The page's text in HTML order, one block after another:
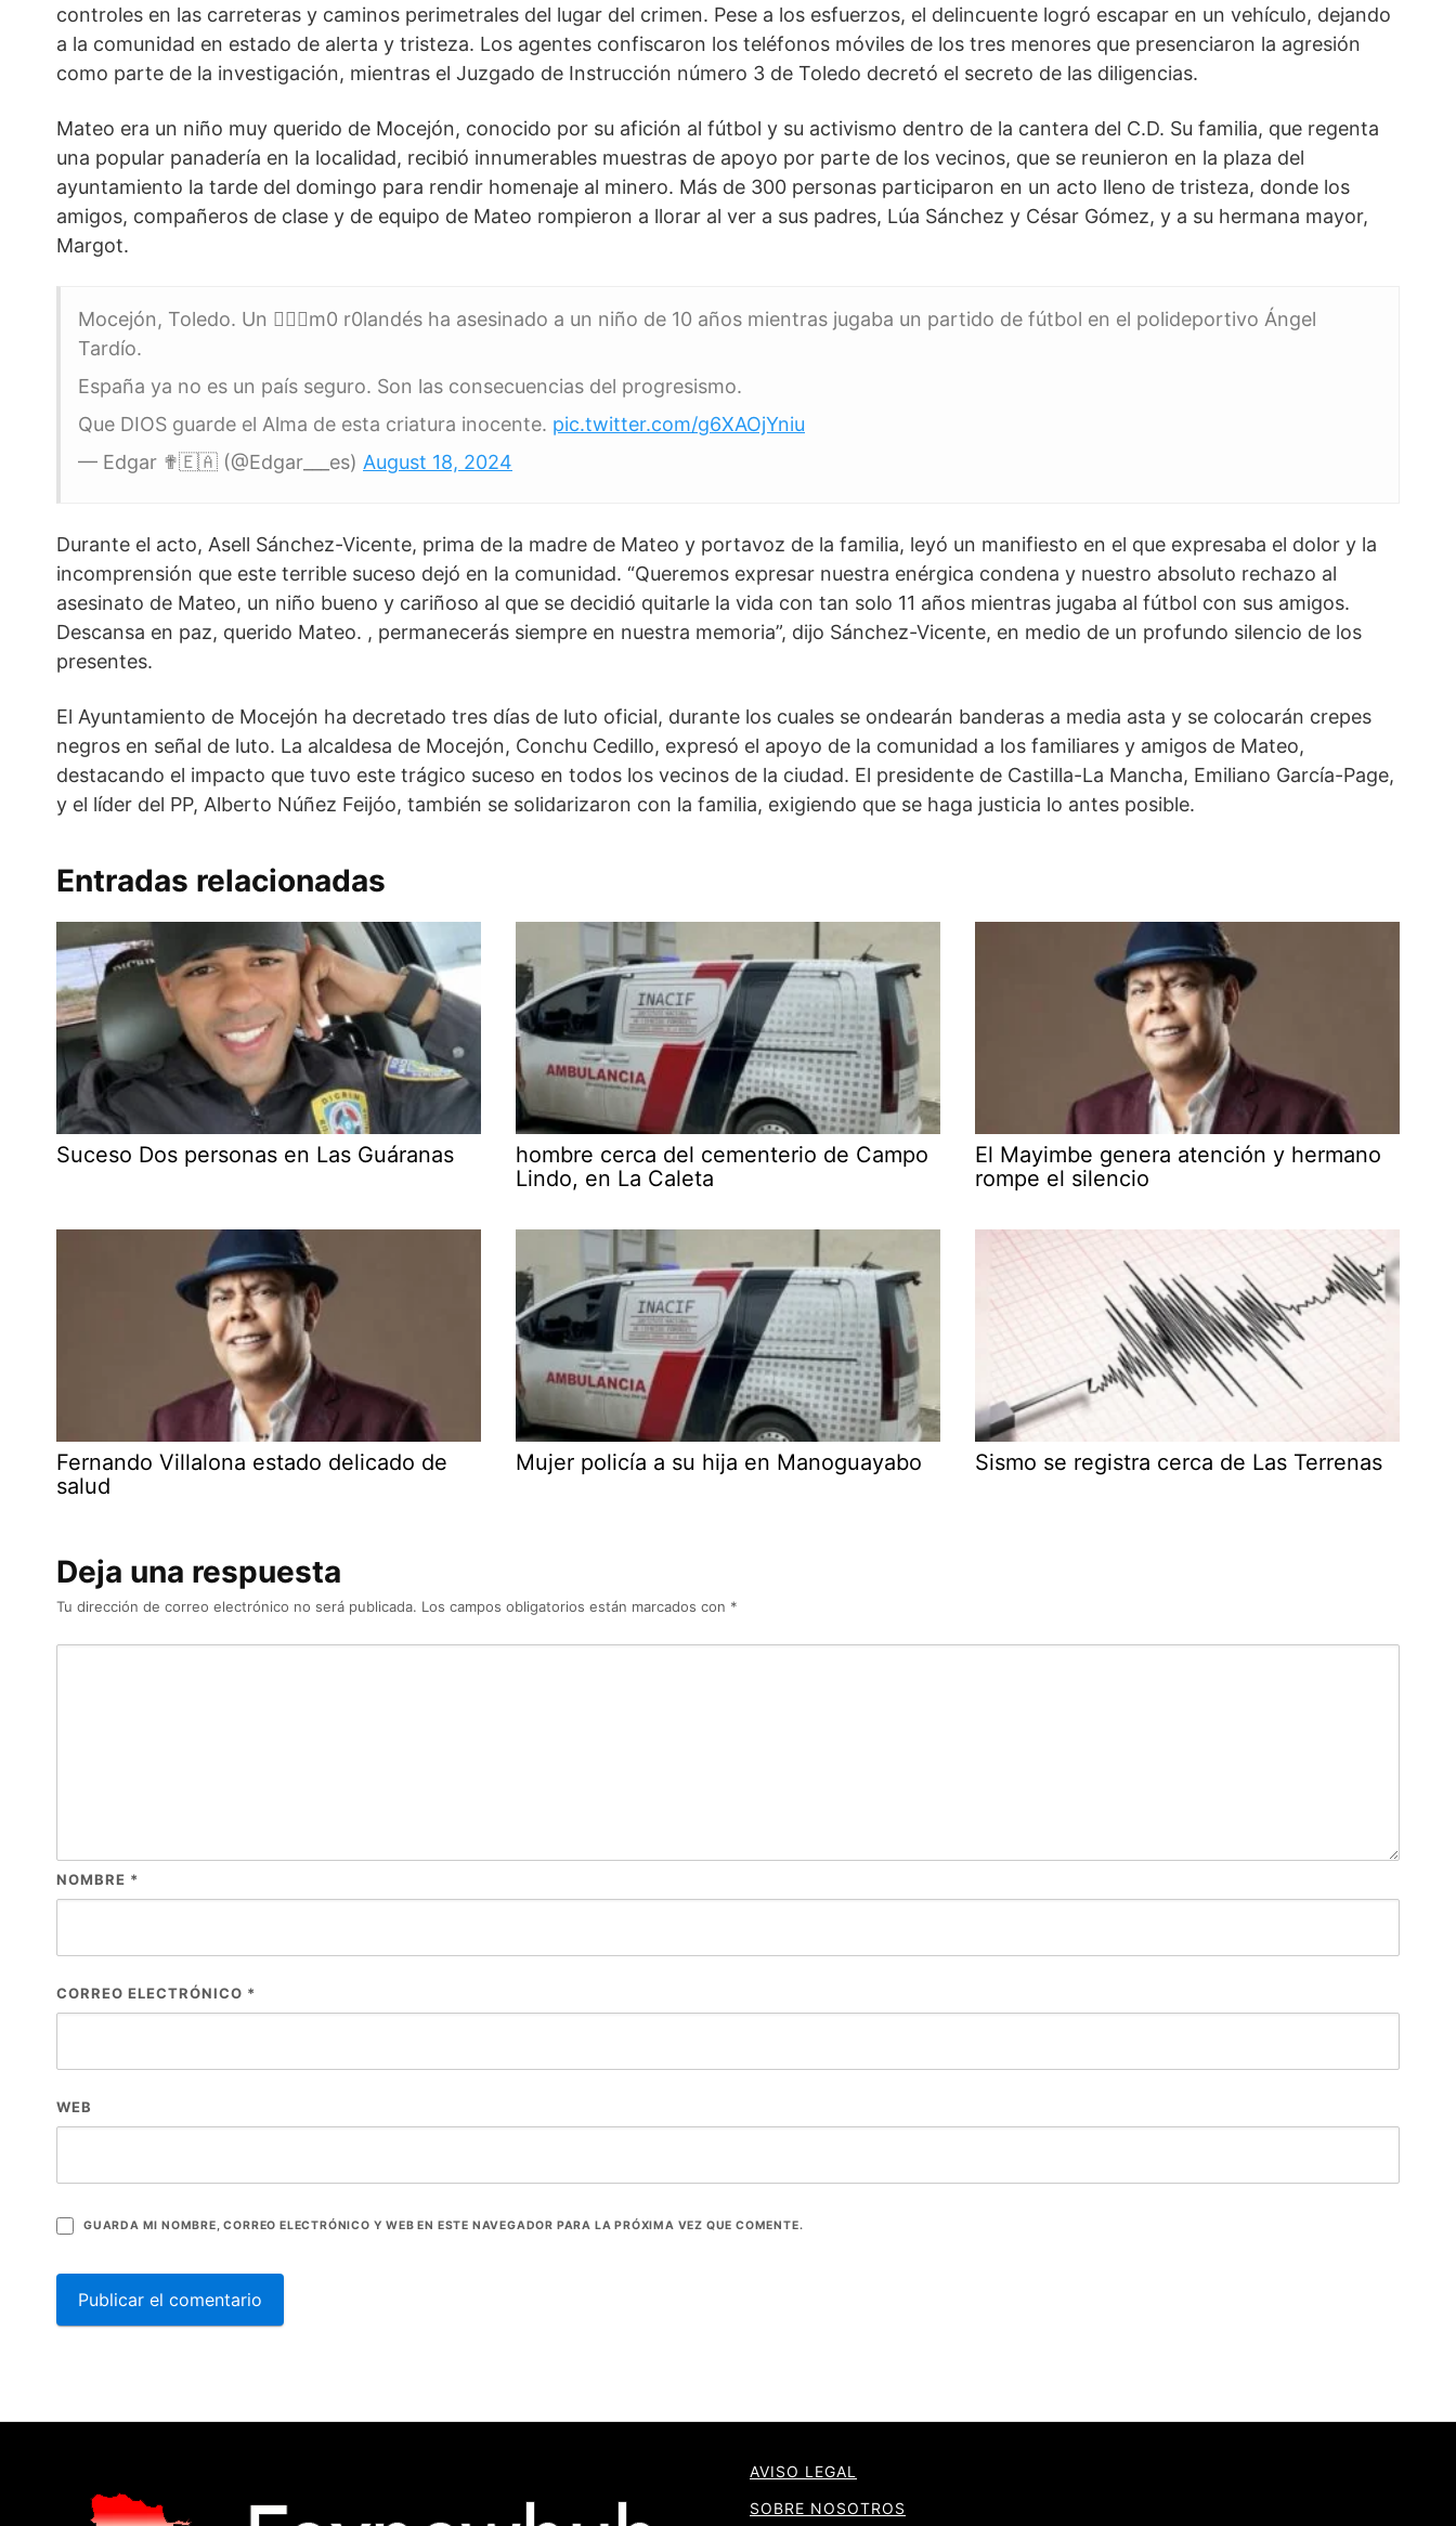
controles en las carreteras y caminos perimetrales del lugar del crimen. Pese a los esfuerzos, el delincuente logró escapar en un vehículo, dejando
a la comunidad en estado de alerta y tristeza. Los agentes confiscaron los teléfonos móviles de los tres menores que presenciaron la agresión
como parte de la investigación, mientras el Juzgado de Instrucción número 3 de Toledo decretó el secreto de las diligencias.
Mateo era un niño muy querido de Mocejón, conocido por su afición al fútbol y su activismo dentro de la cantera del C.D. Su familia, que regenta
una popular panadería en la localidad, recibió innumerables muestras de apoyo por parte de los vecinos, que se reunieron en la plaza del
ayuntamiento la tarde del domingo para rendir homenaje al minero. Más de 300 personas participaron en un acto lleno de tristeza, donde los
amigos, compañeros de clase y de equipo de Mateo rompieron a llorar al ver a sus padres, Lúa Sánchez y César Gómez, y a su hermana mayor,
Margot.
Mocejón, Toledo. Un 🧔🏾‍♂️m0 r0landés ha asesinado a un niño de 10 años mientras jugaba un partido de fútbol en el polideportivo Ángel
Tardío.
España ya no es un país seguro. Son las consecuencias del progresismo.
Que DIOS guarde el Alma de esta criatura inocente. pic.twitter.com/g6XAOjYniu
— Edgar ✟🇪🇦 (@Edgar___es) August 18, 2024
Durante el acto, Asell Sánchez-Vicente, prima de la madre de Mateo y portavoz de la familia, leyó un manifiesto en el que expresaba el dolor y la
incomprensión que este terrible suceso dejó en la comunidad. “Queremos expresar nuestra enérgica condena y nuestro absoluto rechazo al
asesinato de Mateo, un niño bueno y cariñoso al que se decidió quitarle la vida con tan solo 11 años mientras jugaba al fútbol con sus amigos.
Descansa en paz, querido Mateo. , permanecerás siempre en nuestra memoria”, dijo Sánchez-Vicente, en medio de un profundo silencio de los
presentes.
El Ayuntamiento de Mocejón ha decretado tres días de luto oficial, durante los cuales se ondearán banderas a media asta y se colocarán crepes
negros en señal de luto. La alcaldesa de Mocejón, Conchu Cedillo, expresó el apoyo de la comunidad a los familiares y amigos de Mateo,
destacando el impacto que tuvo este trágico suceso en todos los vecinos de la ciudad. El presidente de Castilla-La Mancha, Emiliano García-Page,
y el líder del PP, Alberto Núñez Feijóo, también se solidarizaron con la familia, exigiendo que se haga justicia lo antes posible.
Entradas relacionadas
Suceso Dos personas en Las Guáranas
hombre cerca del cementerio de Campo
Lindo, en La Caleta
El Mayimbe genera atención y hermano
rompe el silencio
Fernando Villalona estado delicado de
salud
Mujer policía a su hija en Manoguayabo Sismo se registra cerca de Las Terrenas
Deja una respuesta
Tu dirección de correo electrónico no será publicada. Los campos obligatorios están marcados con *
NOMBRE *
CORREO ELECTRÓNICO *
WEB
GUARDA MI NOMBRE, CORREO ELECTRÓNICO Y WEB EN ESTE NAVEGADOR PARA LA PRÓXIMA VEZ QUE COMENTE.
AVISO LEGAL
SOBRE NOSOTROS